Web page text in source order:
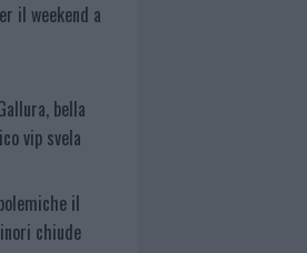
il weekend a
bella
vip svela
il
chiude